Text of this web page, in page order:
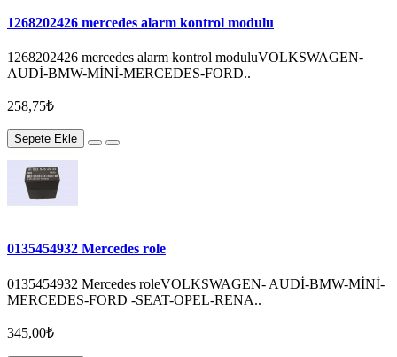
1268202426 mercedes alarm kontrol modulu
1268202426 mercedes alarm kontrol moduluVOLKSWAGEN-
AUDİ-BMW-MİNİ-MERCEDES-FORD..
258,75₺
Sepete Ekle
0135454932 Mercedes role
0135454932 Mercedes roleVOLKSWAGEN- AUDİ-BMW-MİNİ-
MERCEDES-FORD -SEAT-OPEL-RENA..
345,00₺